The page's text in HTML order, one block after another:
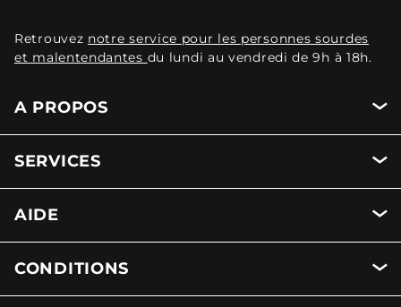
Retrouvez notre service pour les personnes sourdes
et malentendantes du lundi au vendredi de 9h à 18h.
A PROPOS
SERVICES
AIDE
CONDITIONS